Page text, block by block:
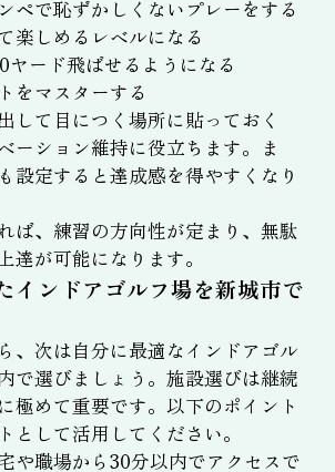
ペで恥ずかしくないプレーをする
楽しめるレベルになる
ヤード飛ばせるようになる
をマスターする
して目につく場所に貼っておく
ーション維持に役立ちます。ま
設定すると達成感を得やすくなり
ば、練習の方向性が定まり、無駄
達が可能になります。
インドアゴルフ場を新城市で
、次は自分に最適なインドアゴル
で選びましょう。施設選びは継続
極めて重要です。以下のポイント
として活用してください。
や職場から30分以内でアクセスで